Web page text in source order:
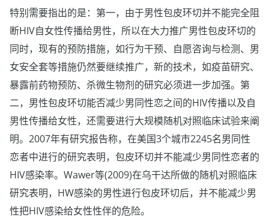
特别需要指出的是：第一，由于男性包皮环切并不能完全阻
断HIV自女性传播给男性，所以在大力推广男性包皮环切的
同时，现有的预防措施，如行为干预、自愿咨询与检测、男
女安全套等措施仍然要继续推广，新的技术，如疫苗研究、
暴露前药物预防、杀微生物剂的研究必须进一步加强。第
二，男性包皮环切能否减少男同性恋之间的HIV传播以及自
男性传播给女性，还需要进行大规模随机对照临床试验来阐
明。2007年有研究报告称，在美国3个城市2245名男同性
恋者中进行的研究表明，包皮环切并不能减少男同性恋者的
HIV感染率。Wawer等(2009)在乌干达所做的随机对照临床
研究表明，HW感染的男性进行包皮环切后，并不能减少男
性把HIV感染给女性性伴的危险。